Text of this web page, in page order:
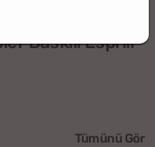
Baskılı Esprili
Tümünü Gör